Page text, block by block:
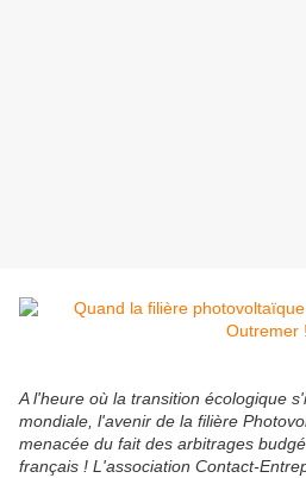
A l'heure où la transition écologique
mondiale, l'avenir de la filière
menacée du fait des arbitrages
français ! L'association Contact-